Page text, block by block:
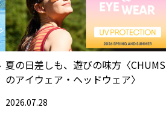
夏の日差しも、遊びの味方〈CHUMS
のアイウェア・ヘッドウェア〉
2026.07.28